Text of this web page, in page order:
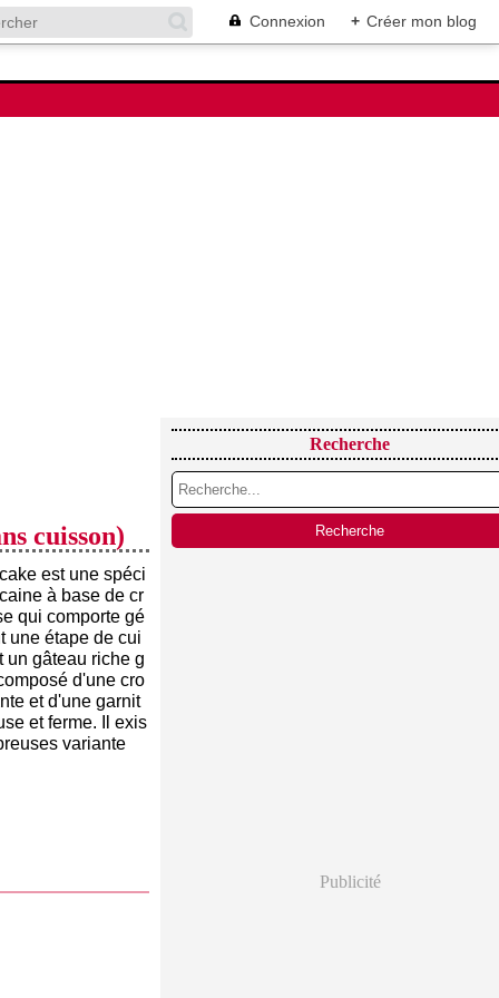
Connexion + Créer mon blog
cuisson)
est une spéci
à base de cr
qui comporte gé
une étape de cui
un gâteau riche g
d'une cro
et d'une garnit
et ferme. Il exis
variante
Recherche
Publicité